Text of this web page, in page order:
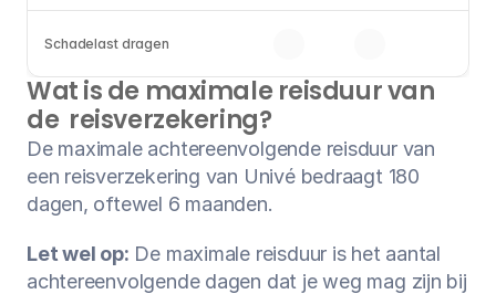
Schadelast dragen
Wat is de maximale reisduur van
de  reisverzekering?
De maximale achtereenvolgende reisduur van
een reisverzekering van Univé bedraagt 180
dagen, oftewel 6 maanden.
Let wel op: De maximale reisduur is het aantal
achtereenvolgende dagen dat je weg mag zijn bij